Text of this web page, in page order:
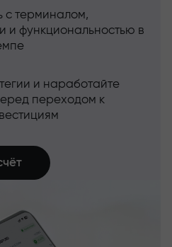
с терминалом,
и функциональностью в
и наработайте
переходом к